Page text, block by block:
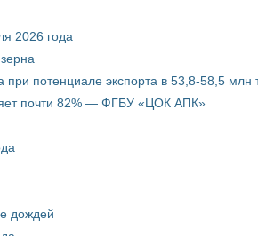
2026 года
потенциале экспорта в 53,8-58,5 млн
почти 82% — ФГБУ «ЦОК АПК»
дождей